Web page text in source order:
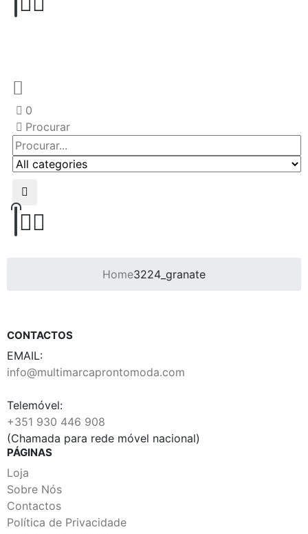
0
Procurar
Home3224_granate
CONTACTOS
EMAIL:
info@multimarcaprontomoda.com
Telemóvel:
+351 930 446 908
(Chamada para rede móvel nacional)
PÁGINAS
Loja
Sobre Nós
Contactos
Política de Privacidade